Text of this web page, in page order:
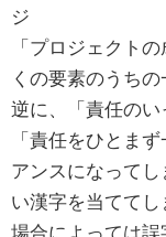
ジ
「プロジェクトの
くの要素のうち
逆に、「責任のい
「責任をひとま
アンスになって
い漢字を当ててし
場合によっては